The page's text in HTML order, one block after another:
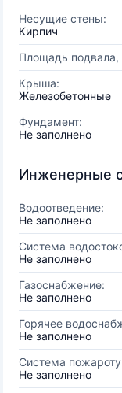
Несущие стены:
Кирпич
Площадь подвала,
Крыша:
Железобетонные
Фундамент:
Не заполнено
Инженерные
Водоотведение:
Не заполнено
Система
Не заполнено
Газоснабжение:
Не заполнено
Горячее
Не заполнено
Система
Не заполнено